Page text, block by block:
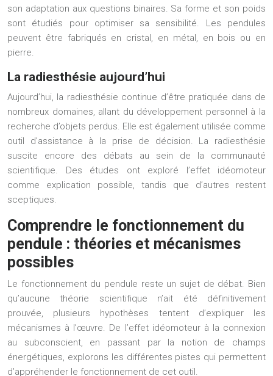
son adaptation aux questions binaires. Sa forme et son poids
sont étudiés pour optimiser sa sensibilité. Les pendules
peuvent être fabriqués en cristal, en métal, en bois ou en
pierre.
La radiesthésie aujourd’hui
Aujourd’hui, la radiesthésie continue d’être pratiquée dans de
nombreux domaines, allant du développement personnel à la
recherche d’objets perdus. Elle est également utilisée comme
outil d’assistance à la prise de décision. La radiesthésie
suscite encore des débats au sein de la communauté
scientifique. Des études ont exploré l’effet idéomoteur
comme explication possible, tandis que d’autres restent
sceptiques.
Comprendre le fonctionnement du
pendule : théories et mécanismes
possibles
Le fonctionnement du pendule reste un sujet de débat. Bien
qu’aucune théorie scientifique n’ait été définitivement
prouvée, plusieurs hypothèses tentent d’expliquer les
mécanismes à l’œuvre. De l’effet idéomoteur à la connexion
au subconscient, en passant par la notion de champs
énergétiques, explorons les différentes pistes qui permettent
d’appréhender le fonctionnement de cet outil.